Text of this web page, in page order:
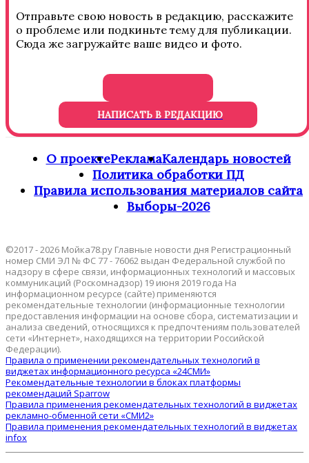
Отправьте свою новость в редакцию, расскажите
о проблеме или подкиньте тему для публикации.
Сюда же загружайте ваше видео и фото.
НАПИСАТЬ В РЕДАКЦИЮ
О проектеРекламаКалендарь новостей
Политика обработки ПД
Правила использования материалов сайта
Выборы-2026
©2017 - 2026 Мойка78.ру Главные новости дня Регистрационный
номер СМИ ЭЛ № ФС 77 - 76062 выдан Федеральной службой по
надзору в сфере связи, информационных технологий и массовых
коммуникаций (Роскомнадзор) 19 июня 2019 года На
информационном ресурсе (сайте) применяются
рекомендательные технологии (информационные технологии
предоставления информации на основе сбора, систематизации и
анализа сведений, относящихся к предпочтениям пользователей
сети «Интернет», находящихся на территории Российской
Федерации).
Правила о применении рекомендательных технологий в
виджетах информационного ресурса «24СМИ»
Рекомендательные технологии в блоках платформы
рекомендаций Sparrow
Правила применения рекомендательных технологий в виджетах
рекламно-обменной сети «СМИ2»
Правила применения рекомендательных технологий в виджетах
infox